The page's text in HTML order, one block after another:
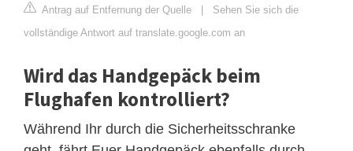
Antrag auf Entfernung der Quelle | Sehen Sie sich die
vollständige Antwort auf translate.google.com an
Wird das Handgepäck beim
Flughafen kontrolliert?
Während Ihr durch die Sicherheitsschranke